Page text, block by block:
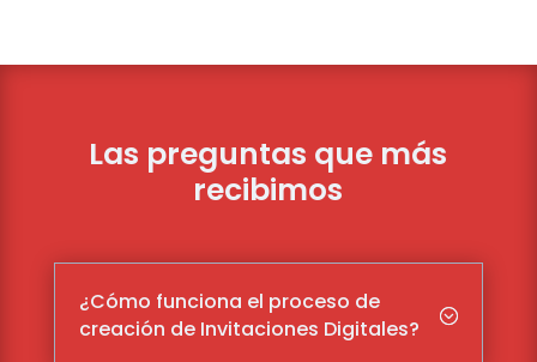
Las preguntas que más
recibimos
;
¿Cómo funciona el proceso de
creación de Invitaciones Digitales?